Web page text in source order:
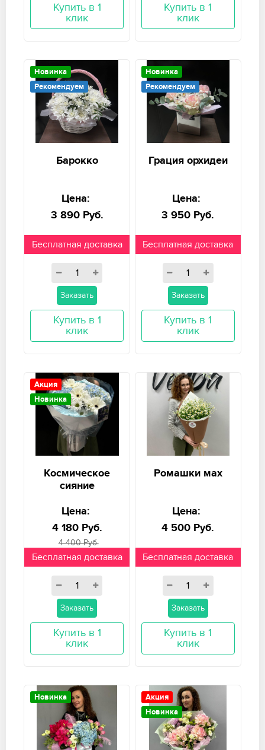
Купить в 1
клик
Купить в 1
клик
Новинка
Рекомендуем
Барокко
Цена:
3 890 Руб.
Бесплатная доставка
Заказать
Купить в 1
клик
Новинка
Рекомендуем
Грация орхидеи
Цена:
3 950 Руб.
Бесплатная доставка
Заказать
Купить в 1
клик
Акция
Новинка
Космическое
сияние
Цена:
4 180 Руб.
4 400 Руб.
Бесплатная доставка
Заказать
Купить в 1
клик
Ромашки мах
Цена:
4 500 Руб.
Бесплатная доставка
Заказать
Купить в 1
клик
Новинка
Акция
Новинка